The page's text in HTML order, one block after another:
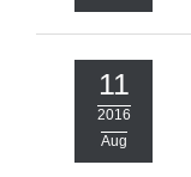
媒體報導一覽
合作與代言
11
2016
Aug